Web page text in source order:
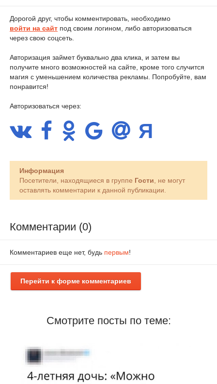
Дорогой друг, чтобы комментировать, необходимо
войти на сайт под своим логином, либо авторизоваться
через свою соцсеть.
Авторизация займет буквально два клика, и затем вы
получите много возможностей на сайте, кроме того случится
магия с уменьшением количества рекламы. Попробуйте, вам
понравится!
Авторизоваться через:
Информация
Посетители, находящиеся в группе Гости , не могут
оставлять комментарии к данной публикации.
Комментарии (0)
Комментариев еще нет, будь первым!
Перейти к форме комментариев
Смотрите посты по теме: